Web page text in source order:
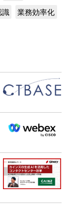
識 業務効率化